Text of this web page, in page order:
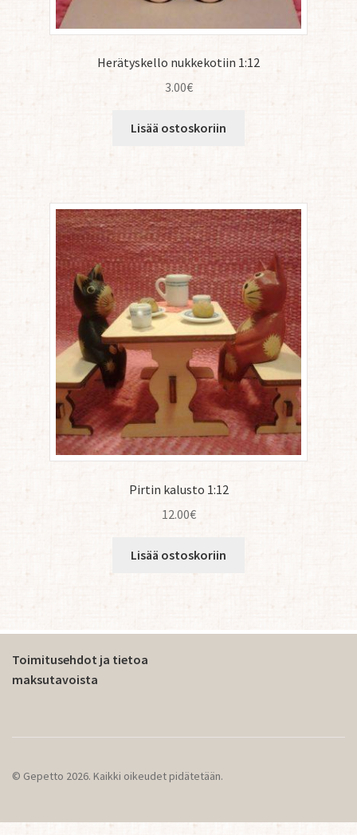
Herätyskello nukkekotiin 1:12
3.00€
Lisää ostoskoriin
Pirtin kalusto 1:12
12.00€
Lisää ostoskoriin
Toimitusehdot ja tietoa
maksutavoista
© Gepetto 2026. Kaikki oikeudet pidätetään.